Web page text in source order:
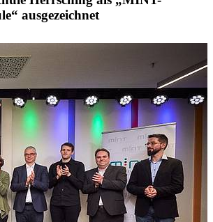
ausgezeichnet